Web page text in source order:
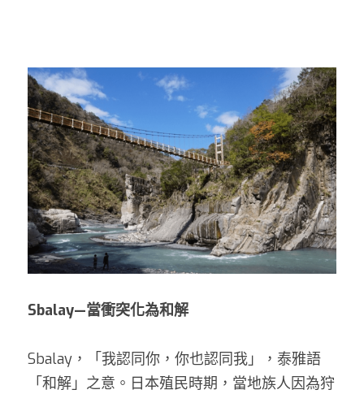
Sbalay—當衝突化為和解
Sbalay，「我認同你，你也認同我」，泰雅語
「和解」之意。日本殖民時期，當地族人因為狩